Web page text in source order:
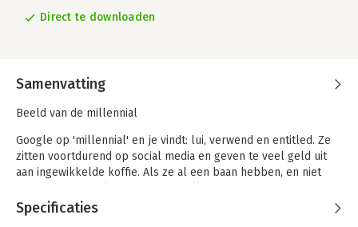
Direct te downloaden
Samenvatting
Beeld van de millennial
Google op 'millennial' en je vindt: lui, verwend en entitled. Ze
zitten voortdurend op social media en geven te veel geld uit
aan ingewikkelde koffie. Als ze al een baan hebben, en niet
werkgevers. Ze hoppen van de ene baan naar de andere, maar
als er echt gewerkt moet worden, dan storten ze in.
Specificaties